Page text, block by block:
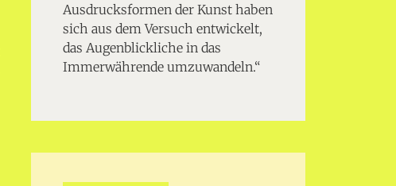
Ausdrucksformen der Kunst haben
sich aus dem Versuch entwickelt,
das Augenblickliche in das
Immerwährende umzuwandeln.“